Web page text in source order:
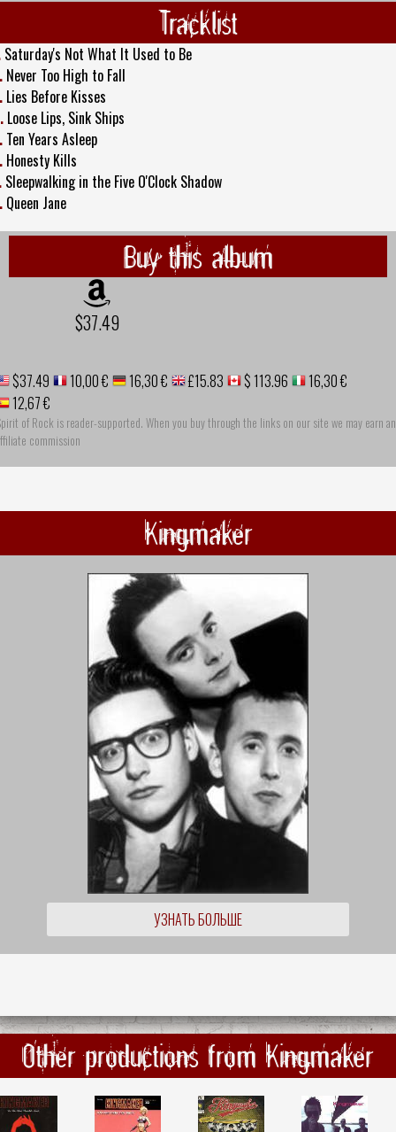
Tracklist
Saturday's Not What It Used to Be
Never Too High to Fall
Lies Before Kisses
Loose Lips, Sink Ships
Ten Years Asleep
Honesty Kills
Sleepwalking in the Five O'Clock Shadow
Queen Jane
Buy this album
$37.49
$37.49 10,00 € 16,30 € £15.83 $ 113.96
16,30 €
12,67 €
of Rock is reader-supported. When you buy through the links on our site we may earn an
commission
Kingmaker
УЗНАТЬ БОЛЬШЕ
Other productions from Kingmaker